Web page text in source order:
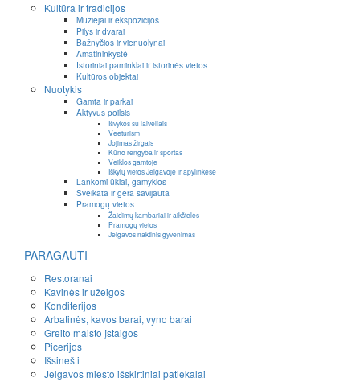
Kultūra ir tradicijos
Muziejai ir ekspozicijos
Pilys ir dvarai
Bažnyčios ir vienuolynai
Amatininkystė
Istoriniai paminklai ir istorinės vietos
Kultūros objektai
Nuotykis
Gamta ir parkai
Aktyvus poilsis
Išvykos su laiveliais
Veeturism
Jojimas žirgais
Kūno rengyba ir sportas
Veiklos gamtoje
Iškylų vietos Jelgavoje ir apylinkėse
Lankomi ūkiai, gamyklos
Sveikata ir gera savijauta
Pramogų vietos
Žaidimų kambariai ir aikštelės
Pramogų vietos
Jelgavos naktinis gyvenimas
PARAGAUTI
Restoranai
Kavinės ir užeigos
Konditerijos
Arbatinės, kavos barai, vyno barai
Greito maisto įstaigos
Picerijos
Išsinešti
Jelgavos miesto išskirtiniai patiekalai